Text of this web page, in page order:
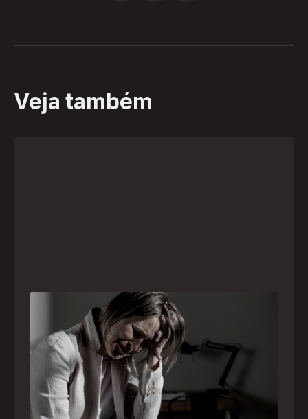
Veja também
Crise psiquiátrica é urgência médica: saiba
como o SAMU atua nesses casos
Surtos, tentativas de suicídio e episódios de
agitação intensa são considerados urgências
médicas e devem receber atendimento
especializado pelo telefone 192